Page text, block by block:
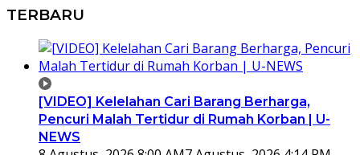
TERBARU
[VIDEO] Kelelahan Cari Barang Berharga,
Pencuri Malah Tertidur di Rumah Korban | U-
NEWS